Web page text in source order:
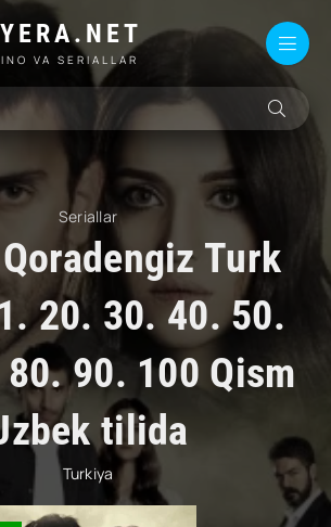
VA SERIALLAR
Seriallar
Turk
20. 30. 40. 50.
90. 100 Qism
tilida
Turkiya